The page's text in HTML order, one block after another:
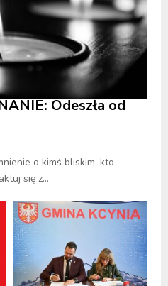
Odeszła od
o kimś bliskim, kto
się z...